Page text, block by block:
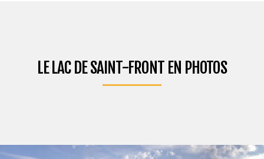
LE LAC DE SAINT-FRONT EN PHOTOS